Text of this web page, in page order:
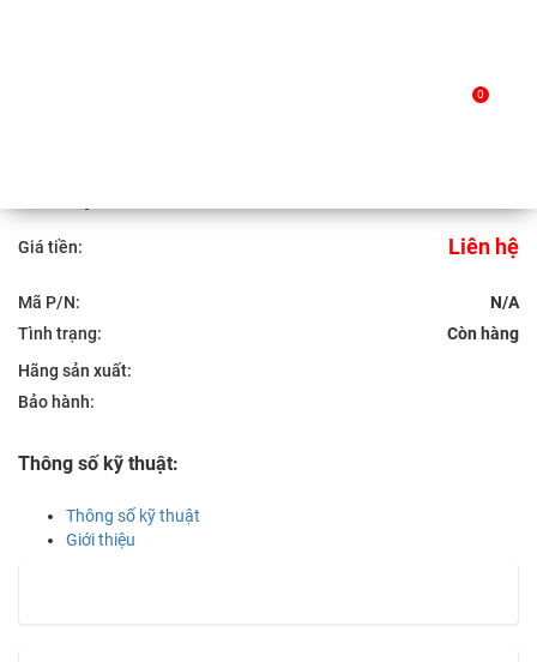
0
Giá tiền: Liên hệ
Mã P/N:
N/A
Tình trạng:
Hãng sản xuất:
Bảo hành:
Thông số kỹ thuật:
Thông số kỹ thuật
Giới thiệu